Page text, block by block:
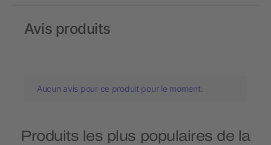
Avis produits
Aucun avis pour ce produit pour le moment.
Produits les plus populaires de la